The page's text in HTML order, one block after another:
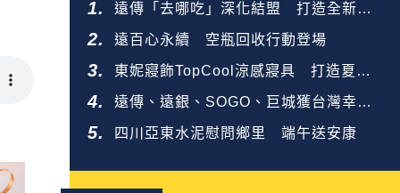
遠傳「去哪吃」深化結盟 打造全新餐
飲生態圈
遠百心永續 空瓶回收行動登場
東妮寢飾TopCool涼感寢具 打造夏夜
好眠
遠傳、遠銀、SOGO、巨城獲台灣幸福
企業金獎
四川亞東水泥慰問鄉里 端午送安康